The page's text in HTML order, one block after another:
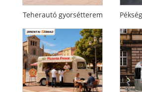
Teherautó gyorsétterem